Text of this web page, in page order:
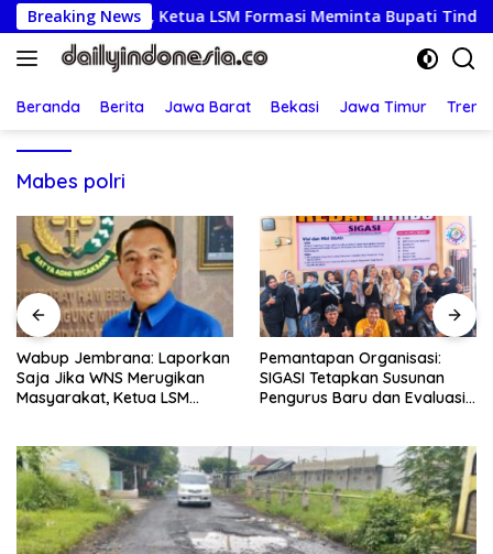
Langsung
ke
konten
Breaking NewsKetua LSM Formasi Meminta Bupati Tindak
Beranda Berita Jawa Barat Bekasi Jawa Timur
Mabes polri
Pemantapan Organisasi:
SIGASI Tetapkan Susunan
Pengurus Baru dan Evaluasi
Semarak HUT RI ke-81: Polsek
Bekasi Barat Lepas Tawa
dan Semangat Bersama